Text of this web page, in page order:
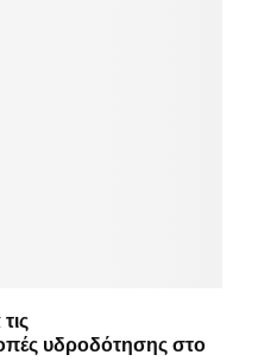
υδροδότησης στο